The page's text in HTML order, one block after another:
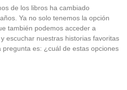
de los libros ha cambiado
Ya no solo tenemos la opción
también podemos acceder a
escuchar nuestras historias favoritas
es: ¿cuál de estas opciones